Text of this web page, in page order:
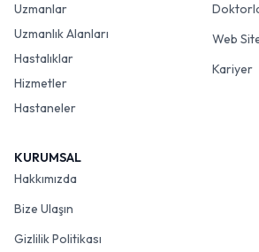
Uzmanlar
Uzmanlık Alanları
Hastalıklar
Hizmetler
Hastaneler
Web
Kariyer
KURUMSAL
Hakkımızda
Bize Ulaşın
Gizlilik Politikası